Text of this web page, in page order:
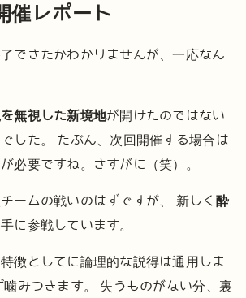
催レポート
できたかわかりませんが、一応なん
無視した新境地が開けたのではない
した。
たぶん、次回開催する場合は
必要ですね。さすがに（笑）。
ームの戦いのはずですが、 新しく 酔
に参戦しています。
徴としてに論理的な説得は通用しま
みつきます。
失うものがない分、裏